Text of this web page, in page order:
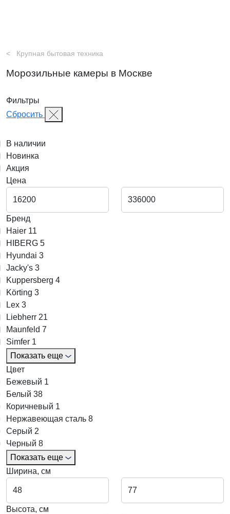
Крупная бытовая техника
Морозильные камеры в Москве
Фильтры
Сбросить
В наличии
Новинка
Акция
Цена
Бренд
Haier 11
HIBERG 5
Hyundai 3
Jacky's 3
Kuppersberg 4
Körting 3
Lex 3
Liebherr 21
Maunfeld 7
Simfer 1
Показать еще
Цвет
Бежевый 1
Белый 38
Коричневый 1
Нержавеющая сталь 8
Серый 2
Черный 8
Показать еще
Ширина, см
Высота, см